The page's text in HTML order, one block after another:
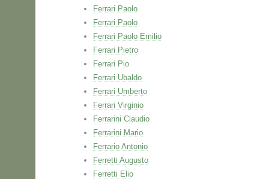
Ferrari Paolo
Ferrari Paolo
Ferrari Paolo Emilio
Ferrari Pietro
Ferrari Pio
Ferrari Ubaldo
Ferrari Umberto
Ferrari Virginio
Ferrarini Claudio
Ferrarini Mario
Ferrario Antonio
Ferretti Augusto
Ferretti Elio